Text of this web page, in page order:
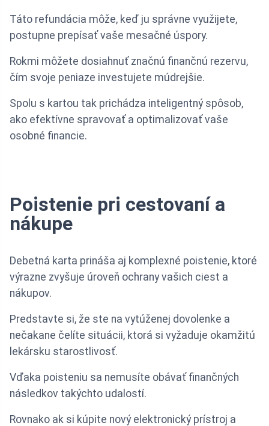
Táto refundácia môže, keď ju správne využijete,
postupne prepísať vaše mesačné úspory.
Rokmi môžete dosiahnuť značnú finančnú rezervu,
čím svoje peniaze investujete múdrejšie.
Spolu s kartou tak prichádza inteligentný spôsob,
ako efektívne spravovať a optimalizovať vaše
osobné financie.
Poistenie pri cestovaní a
nákupe
Debetná karta prináša aj komplexné poistenie, ktoré
výrazne zvyšuje úroveň ochrany vašich ciest a
nákupov.
Predstavte si, že ste na vytúženej dovolenke a
nečakane čelíte situácii, ktorá si vyžaduje okamžitú
lekársku starostlivosť.
Vďaka poisteniu sa nemusíte obávať finančných
následkov takýchto udalostí.
Rovnako ak si kúpite nový elektronický prístroj a